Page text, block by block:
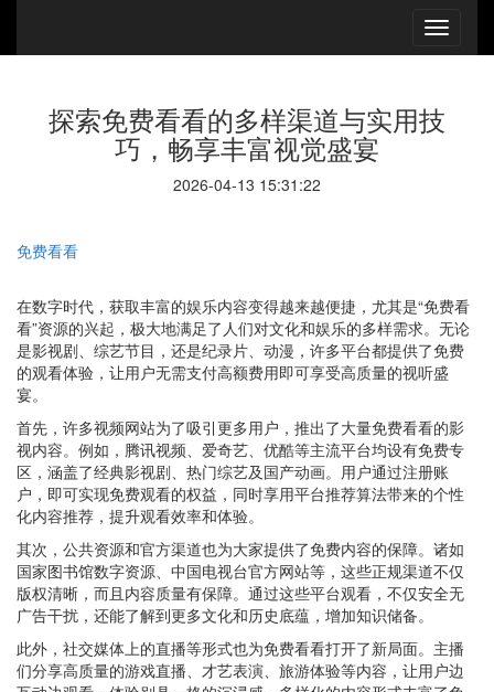
探索免费看看的多样渠道与实用技
巧，畅享丰富视觉盛宴
2026-04-13 15:31:22
免费看看
在数字时代，获取丰富的娱乐内容变得越来越便捷，尤其是“免费看
看”资源的兴起，极大地满足了人们对文化和娱乐的多样需求。无论
是影视剧、综艺节目，还是纪录片、动漫，许多平台都提供了免费
的观看体验，让用户无需支付高额费用即可享受高质量的视听盛
宴。
首先，许多视频网站为了吸引更多用户，推出了大量免费看看的影
视内容。例如，腾讯视频、爱奇艺、优酷等主流平台均设有免费专
区，涵盖了经典影视剧、热门综艺及国产动画。用户通过注册账
户，即可实现免费观看的权益，同时享用平台推荐算法带来的个性
化内容推荐，提升观看效率和体验。
其次，公共资源和官方渠道也为大家提供了免费内容的保障。诸如
国家图书馆数字资源、中国电视台官方网站等，这些正规渠道不仅
版权清晰，而且内容质量有保障。通过这些平台观看，不仅安全无
广告干扰，还能了解到更多文化和历史底蕴，增加知识储备。
此外，社交媒体上的直播等形式也为免费看看打开了新局面。主播
们分享高质量的游戏直播、才艺表演、旅游体验等内容，让用户边